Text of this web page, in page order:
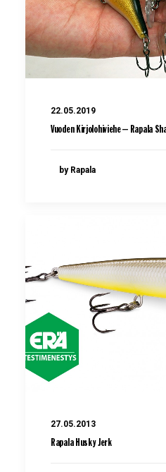
22.05.2019
Vuoden Kirjolohiviehe – Rapala
by Rapala
27.05.2013
Rapala Husky Jerk